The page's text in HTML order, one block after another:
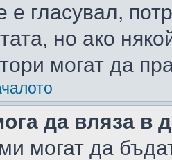
е гласувал,
но ако
могат да
да вляза в
могат да